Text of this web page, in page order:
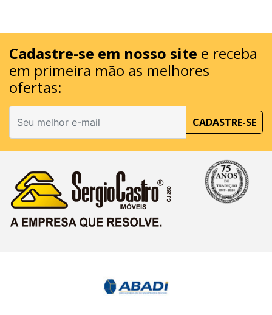
Cadastre-se em nosso site e receba
em primeira mão as melhores
ofertas:
CADASTRE-SE